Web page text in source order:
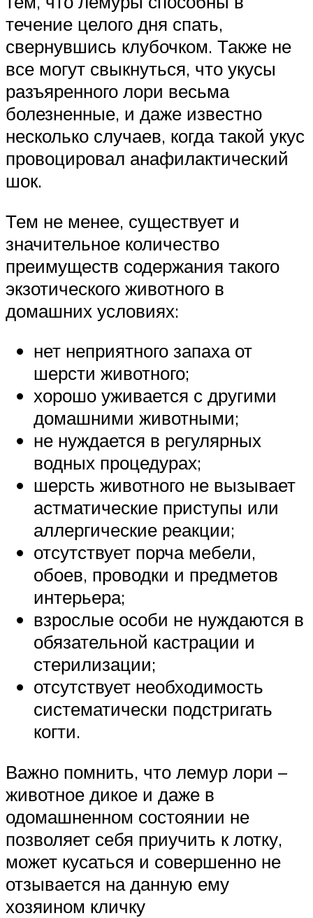
течение целого дня спать,
свернувшись клубочком. Также не
все могут свыкнуться, что укусы
разъяренного лори весьма
болезненные, и даже известно
несколько случаев, когда такой укус
провоцировал анафилактический
шок.
Тем не менее, существует и
значительное количество
преимуществ содержания такого
экзотического животного в
домашних условиях:
нет неприятного запаха от
шерсти животного;
хорошо уживается с другими
домашними животными;
не нуждается в регулярных
водных процедурах;
шерсть животного не вызывает
астматические приступы или
аллергические реакции;
отсутствует порча мебели,
обоев, проводки и предметов
интерьера;
взрослые особи не нуждаются в
обязательной кастрации и
стерилизации;
отсутствует необходимость
систематически подстригать
когти.
Важно помнить, что лемур лори –
животное дикое и даже в
одомашненном состоянии не
позволяет себя приучить к лотку,
может кусаться и совершенно не
отзывается на данную ему
хозяином кличку